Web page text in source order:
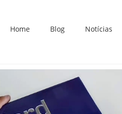
Home Blog Notícias